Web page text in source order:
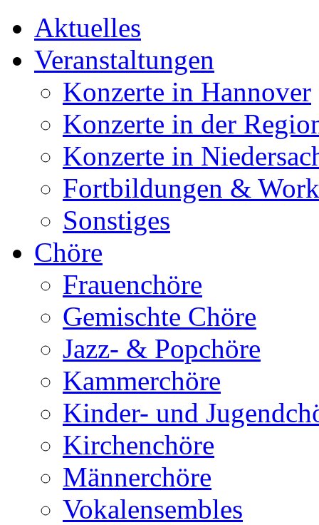
Aktuelles
Veranstaltungen
Konzerte in Hannover
Konzerte in der
Konzerte in
Fortbildungen &
Sonstiges
Chöre
Frauenchöre
Gemischte Chöre
Jazz- & Popchöre
Kammerchöre
Kinder- und
Kirchenchöre
Männerchöre
Vokalensembles